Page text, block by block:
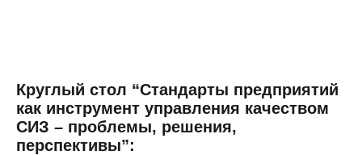
Круглый стол “Стандарты предприятий
как инструмент управления качеством
СИЗ – проблемы, решения,
перспективы”: